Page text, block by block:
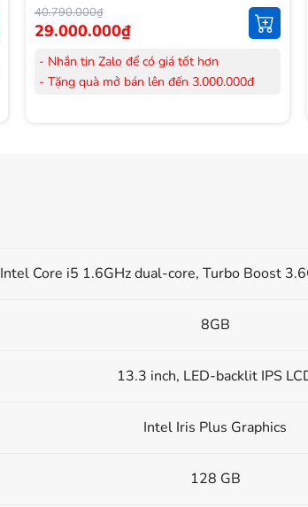
40.790.000₫
29.000.000₫
- Nhắn tin Zalo để có giá tốt hơn
- Tặng quà mở bán lên đến 3.000.000đ
- Bảo hành 36 tháng Chính hãng
Intel Core i5 1.6GHz dual-core, Turbo Boost
8GB
13.3 inch, LED-backlit IPS
Intel Iris Plus Graphics
128 GB